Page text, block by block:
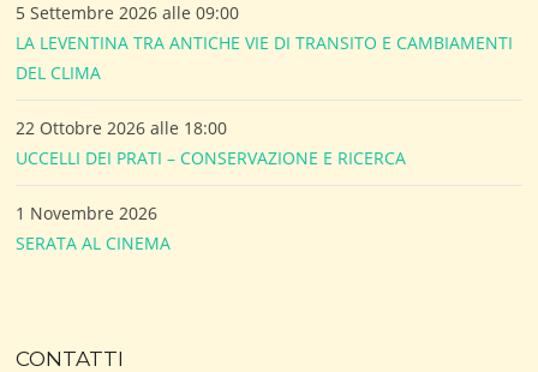
5 Settembre 2026 alle 09:00
LA LEVENTINA TRA ANTICHE VIE DI TRANSITO E CAMBIAMENTI
DEL CLIMA
22 Ottobre 2026 alle 18:00
UCCELLI DEI PRATI – CONSERVAZIONE E RICERCA
1 Novembre 2026
SERATA AL CINEMA
CONTATTI